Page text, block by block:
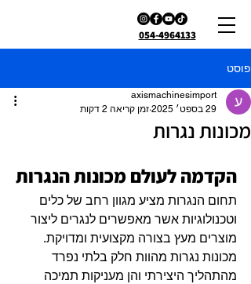
054-4964133
פוסט
מכונות נגרות
axismachinesimport
29 בספט׳ 2025
זמן קריאה 2 דקות
הקדמה לעולם מכונות הנגרות
תחום הנגרות מציע מגוון רחב של כלים
וטכנולוגיות אשר מאפשרים לנגרים ליצור
מוצרים מעץ בצורה מקצועית ומדויקת.
מכונות נגרות מהוות חלק בלתי נפרד
מהתהליך היצירתי והן מעניקות תמיכה